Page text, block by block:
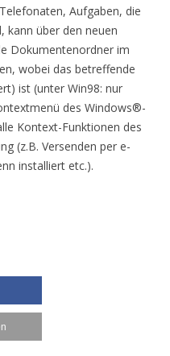
Aufgaben, die
kann über den neuen
Dokumentenordner im
wobei das betreffende
ist (unter Win98: nur
des Windows®-
Kontext-Funktionen des
(z.B. Versenden per e-
installiert etc.).